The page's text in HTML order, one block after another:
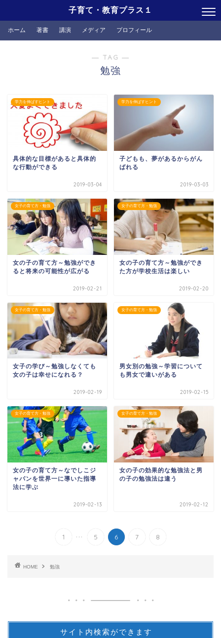
子育て・教育プラス１
ホーム 著書 講演 メディア プロフィール
― TAG ―
勉強
学力を伸ばすヒント
具体的な目標があると具体的
な行動ができる
2019-03-04
学力を伸ばすヒント
子どもも、夢があるからがん
ばれる
2019-03-03
女子の育て方・勉強
女の子の育て方～勉強ができ
ると将来の可能性が広がる
2019-02-21
女子の育て方・勉強
女の子の育て方～勉強ができ
た方が学校生活は楽しい
2019-02-20
女子の育て方・勉強
女子の学び～勉強しなくても
女の子は幸せになれる？
2019-02-19
女子の育て方・勉強
男女別の勉強～学習について
も男女で違いがある
2019-02-15
女子の育て方・勉強
女の子の育て方～なでしこジ
ャパンを世界一に導いた指導
法に学ぶ
2019-02-13
女子の育て方・勉強
女の子の効果的な勉強法と男
の子の勉強法は違う
2019-02-12
1 ... 5 6 7 8
HOME 勉強
サイト内検索ができます